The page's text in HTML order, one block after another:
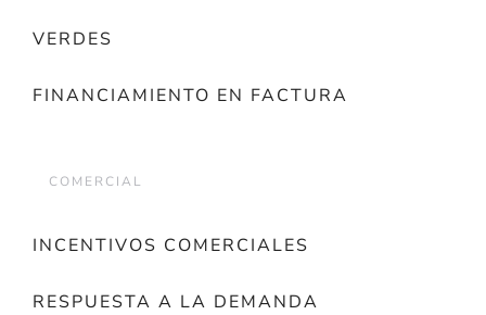
VERDES
FINANCIAMIENTO EN FACTURA
COMERCIAL
INCENTIVOS COMERCIALES
RESPUESTA A LA DEMANDA